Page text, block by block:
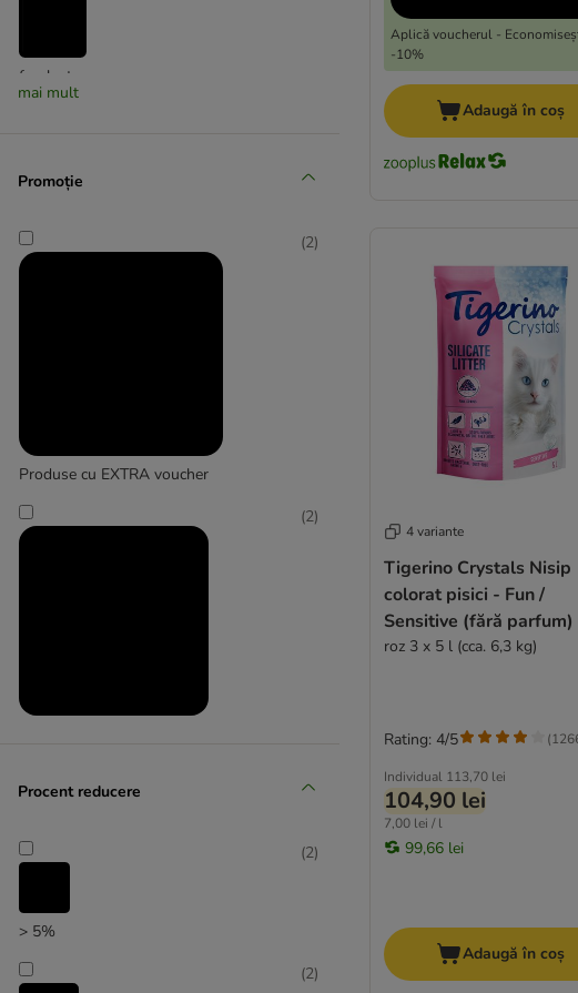
ferplast
mai mult
Promoție
Produse cu EXTRA voucher
(2)
(2)
Procent reducere
> 5%
(2)
(2)
Aplică voucherul -
-10%
Adaugă în coș
4 variante
Tigerino Crystals Nisip
colorat pisici - Fun /
Sensitive (fără parfum)
roz 3 x 5 l (cca. 6,3 kg)
Individual 113,70 lei
104,90 lei
7,00 lei / l
99,66 lei
Rating: 4/5 (
Adaugă în coș